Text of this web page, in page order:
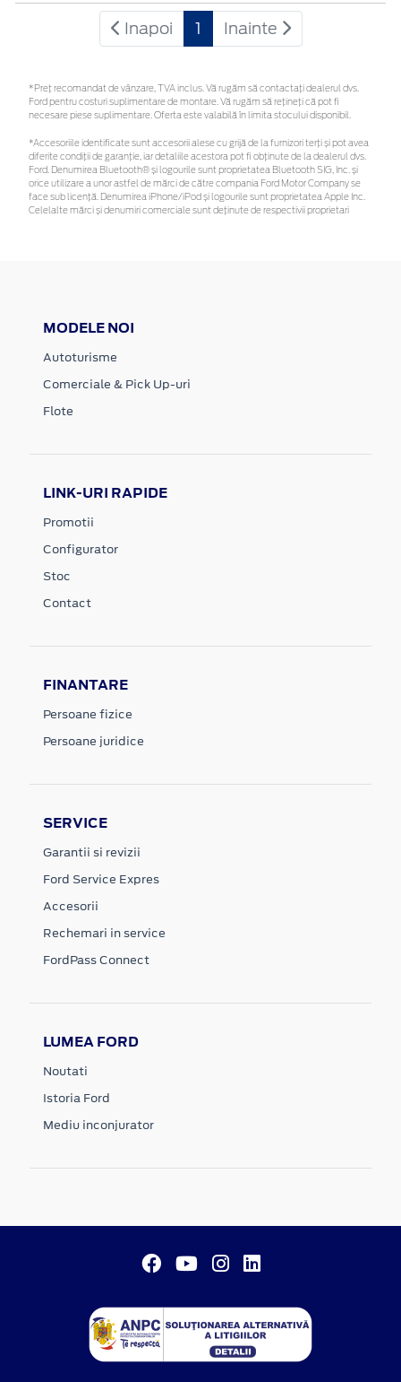
Inapoi 1 Inainte
*Preţ recomandat de vânzare, TVA inclus. Vă rugăm să contactaţi dealerul dvs.
Ford pentru costuri suplimentare de montare. Vă rugăm să rețineți că pot fi
necesare piese suplimentare. Oferta este valabilă în limita stocului disponibil.
*Accesoriile identificate sunt accesorii alese cu grijă de la furnizori terți și pot avea
diferite condiții de garanție, iar detaliile acestora pot fi obținute de la dealerul dvs.
Ford. Denumirea Bluetooth® și logourile sunt proprietatea Bluetooth SIG, Inc. și
orice utilizare a unor astfel de mărci de către compania Ford Motor Company se
face sub licență. Denumirea iPhone/iPod și logourile sunt proprietatea Apple Inc.
Celelalte mărci și denumiri comerciale sunt deținute de respectivii proprietari
MODELE NOI
Autoturisme
Comerciale & Pick Up-uri
Flote
LINK-URI RAPIDE
Promotii
Configurator
Stoc
Contact
FINANTARE
Persoane fizice
Persoane juridice
SERVICE
Garantii si revizii
Ford Service Expres
Accesorii
Rechemari in service
FordPass Connect
LUMEA FORD
Noutati
Istoria Ford
Mediu inconjurator